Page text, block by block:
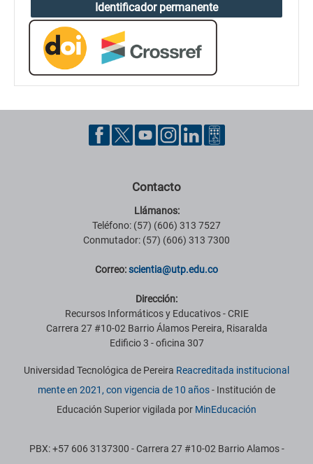
Identificador permanente
Contacto
Llámanos:
Teléfono: (57) (606) 313 7527
Conmutador: (57) (606) 313 7300
Correo:scientia@utp.edu.co
Dirección:
Recursos Informáticos y Educativos - CRIE
Carrera 27 #10-02 Barrio Álamos Pereira, Risaralda
Edificio 3 - oficina 307
Universidad Tecnológica de Pereira Reacreditada institucional
mente en 2021, con vigencia de 10 años- Institución de
Educación Superior vigilada por MinEducación
PBX: +57 606 3137300 - Carrera 27 #10-02 Barrio Alamos -